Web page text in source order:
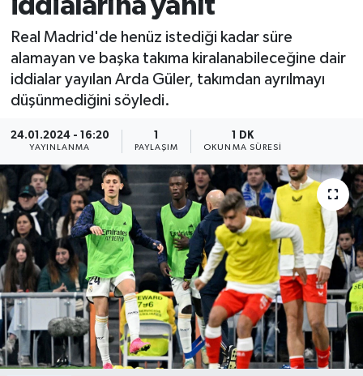
iddialarına yanıt
Real Madrid'de henüz istediği kadar süre
alamayan ve başka takıma kiralanabileceğine dair
iddialar yayılan Arda Güler, takımdan ayrılmayı
düşünmediğini söyledi.
24.01.2024 - 16:20
YAYINLANMA
1
PAYLAŞIM
1 DK
OKUNMA SÜRESI